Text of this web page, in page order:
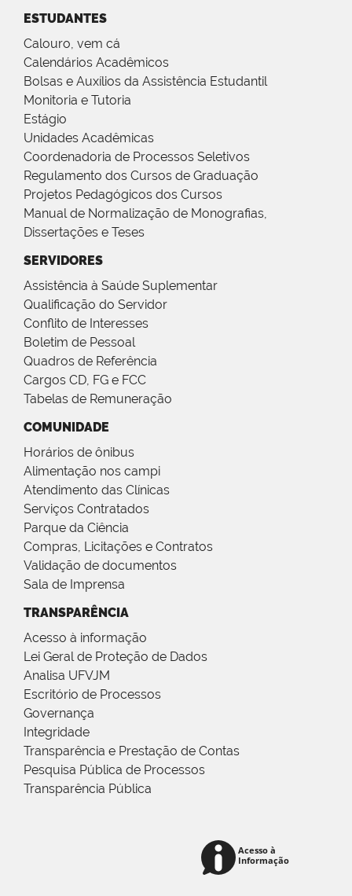
ESTUDANTES
Calouro, vem cá
Calendários Acadêmicos
Bolsas e Auxílios da Assistência Estudantil
Monitoria e Tutoria
Estágio
Unidades Acadêmicas
Coordenadoria de Processos Seletivos
Regulamento dos Cursos de Graduação
Projetos Pedagógicos dos Cursos
Manual de Normalização de Monografias,
Dissertações e Teses
SERVIDORES
Assistência à Saúde Suplementar
Qualificação do Servidor
Conflito de Interesses
Boletim de Pessoal
Quadros de Referência
Cargos CD, FG e FCC
Tabelas de Remuneração
COMUNIDADE
Horários de ônibus
Alimentação nos campi
Atendimento das Clínicas
Serviços Contratados
Parque da Ciência
Compras, Licitações e Contratos
Validação de documentos
Sala de Imprensa
TRANSPARÊNCIA
Acesso à informação
Lei Geral de Proteção de Dados
Analisa UFVJM
Escritório de Processos
Governança
Integridade
Transparência e Prestação de Contas
Pesquisa Pública de Processos
Transparência Pública